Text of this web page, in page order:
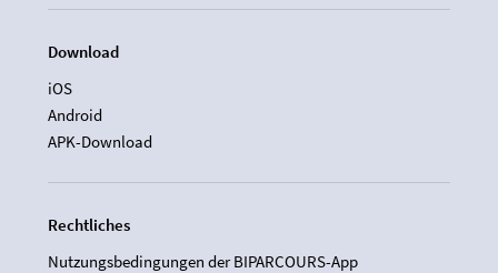
Download
iOS
Android
APK-Download
Rechtliches
Nutzungsbedingungen der BIPARCOURS-App